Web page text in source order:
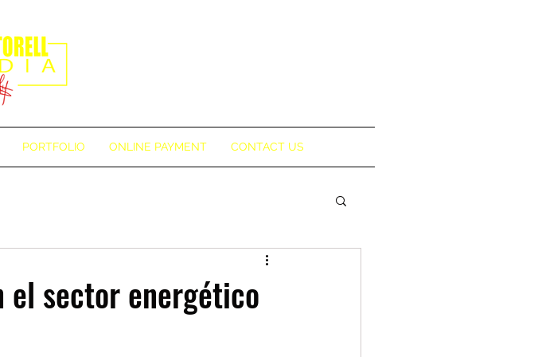
PORTFOLIO ONLINE PAYMENT CONTACT US
el sector energético